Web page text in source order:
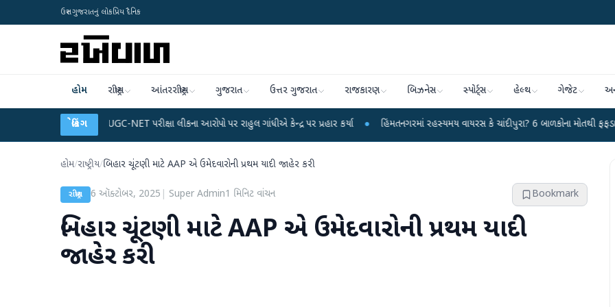
ઉત્તર ગુજરાતનું લોકપ્રિય દૈનિક
હોમ રાષ્ટ્રીય આંતરરાષ્ટ્રીય ગુજરાત ઉત્તર ગુજરાત રાજકારણ બિઝનેસ સ્પોર્ટ્સ હેલ્થ ગેજેટ
બ્રેકિંગ
UGC-NET પરીક્ષા લીકના આરોપો પર રાહુલ ગાંધીએ કેન્દ્ર પર પ્રહાર કર્યા ● હિંમતનગરમાં રહસ્યમય વાયરસ કે ચાંદીપુરા? 6 બાળકોના મોતથી ફફડાટ ●
હોમ/રાષ્ટ્રીય/બિહાર ચૂંટણી માટે AAP એ ઉમેદવારોની પ્રથમ યાદી જાહેર કરી
રાષ્ટ્રીય 6 ઑક્ટોબર, 2025 Super Admin1 મિનિટ વાંચન Bookmark
બિહાર ચૂંટણી માટે AAP એ ઉમેદવારોની પ્રથમ યાદી
જાહેર કરી